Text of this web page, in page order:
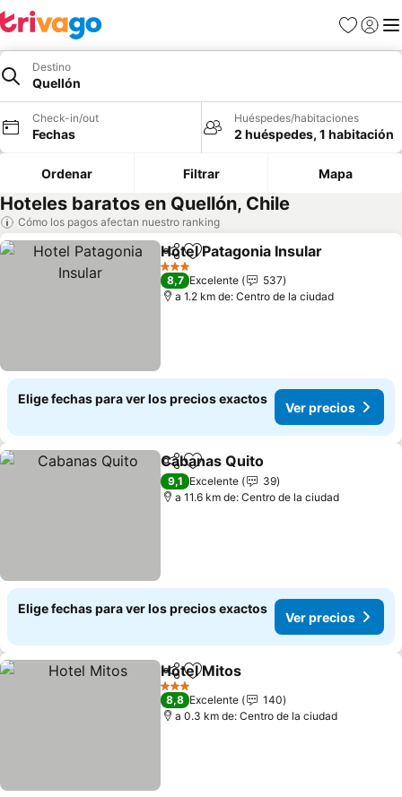
Favoritos
Iniciar
Destino
Quellón
Check-in/out
Fechas
Huéspedes/habitaciones
2 huéspedes, 1 habitación
Ordenar Filtrar Mapa
Hoteles baratos en Quellón, Chile
Cómo los pagos afectan nuestro ranking
CompartirAgregar a favoritos
Hotel Patagonia Insular
3 Estrellas
8,7 Excelente
537
a 1.2 km de: Centro de la ciudad
Elige fechas para ver los precios exactos
Ver precios
CompartirAgregar a favoritos
Cabanas Quito
9,1 Excelente
39
a 11.6 km de: Centro de la ciudad
Elige fechas para ver los precios exactos
Ver precios
CompartirAgregar a favoritos
Hotel Mitos
3 Estrellas
8,8 Excelente
140
a 0.3 km de: Centro de la ciudad